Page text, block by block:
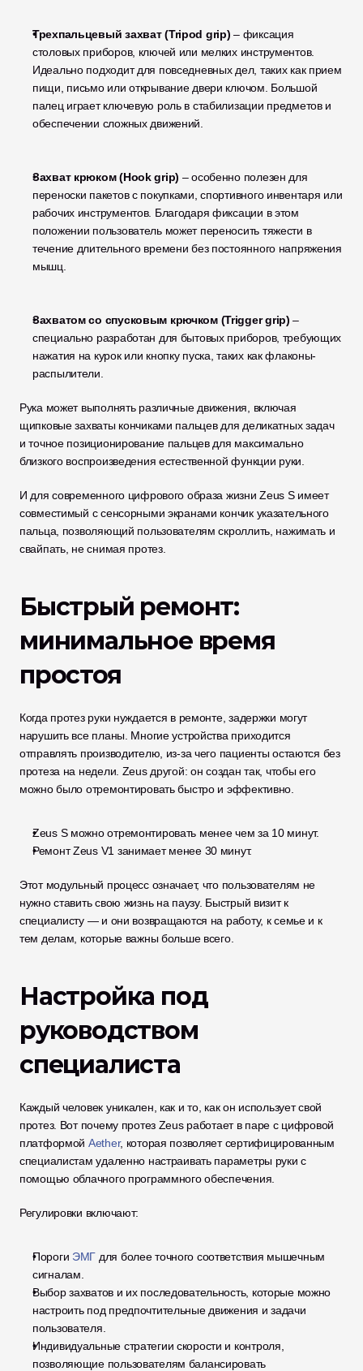
Трехпальцевый захват (Tripod grip) – фиксация
столовых приборов, ключей или мелких инструментов.
Идеально подходит для повседневных дел, таких как прием
пищи, письмо или открывание двери ключом. Большой
палец играет ключевую роль в стабилизации предметов и
обеспечении сложных движений.
Захват крюком (Hook grip) – особенно полезен для
переноски пакетов с покупками, спортивного инвентаря или
рабочих инструментов. Благодаря фиксации в этом
положении пользователь может переносить тяжести в
течение длительного времени без постоянного напряжения
мышц.
Захватом со спусковым крючком (Trigger grip) –
специально разработан для бытовых приборов, требующих
нажатия на курок или кнопку пуска, таких как флаконы-
распылители.
Рука может выполнять различные движения, включая
щипковые захваты кончиками пальцев для деликатных задач
и точное позиционирование пальцев для максимально
близкого воспроизведения естественной функции руки.
И для современного цифрового образа жизни Zeus S имеет
совместимый с сенсорными экранами кончик указательного
пальца, позволяющий пользователям скроллить, нажимать и
свайпать, не снимая протез.
Быстрый ремонт:
минимальное время
простоя
Когда протез руки нуждается в ремонте, задержки могут
нарушить все планы. Многие устройства приходится
отправлять производителю, из-за чего пациенты остаются без
протеза на недели. Zeus другой: он создан так, чтобы его
можно было отремонтировать быстро и эффективно.
Zeus S можно отремонтировать менее чем за 10 минут.
Ремонт Zeus V1 занимает менее 30 минут.
Этот модульный процесс означает, что пользователям не
нужно ставить свою жизнь на паузу. Быстрый визит к
специалисту — и они возвращаются на работу, к семье и к
тем делам, которые важны больше всего.
Настройка под
руководством
специалиста
Каждый человек уникален, как и то, как он использует свой
протез. Вот почему протез Zeus работает в паре с цифровой
платформой Aether, которая позволяет сертифицированным
специалистам удаленно настраивать параметры руки с
помощью облачного программного обеспечения.
Регулировки включают:
Пороги ЭМГ для более точного соответствия мышечным
сигналам.
Выбор захватов и их последовательность, которые можно
настроить под предпочтительные движения и задачи
пользователя.
Индивидуальные стратегии скорости и контроля,
позволяющие пользователям балансировать